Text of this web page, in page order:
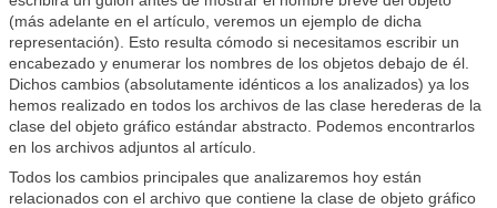
(más adelante en el artículo, veremos un ejemplo de dicha
representación). Esto resulta cómodo si necesitamos escribir un
encabezado y enumerar los nombres de los objetos debajo de él.
Dichos cambios (absolutamente idénticos a los analizados) ya los
hemos realizado en todos los archivos de las clase herederas de la
clase del objeto gráfico estándar abstracto. Podemos encontrarlos
en los archivos adjuntos al artículo.
Todos los cambios principales que analizaremos hoy están
relacionados con el archivo que contiene la clase de objeto gráfico